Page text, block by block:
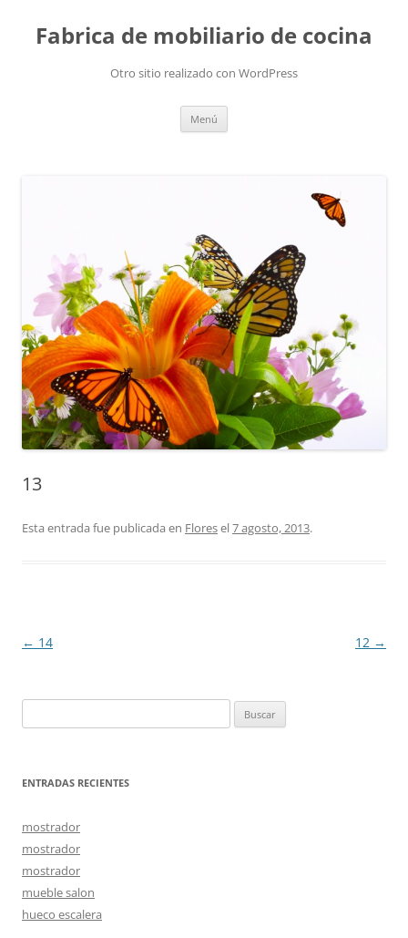
Fabrica de mobiliario de cocina
Otro sitio realizado con WordPress
Menú
13
Esta entrada fue publicada en Floresel7 agosto, 2013.
Navegación
← 14 12 →
ENTRADAS RECIENTES
mostrador
mostrador
mostrador
mueble salon
hueco escalera